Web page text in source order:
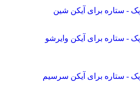
شین
وایرشو
سرسیم